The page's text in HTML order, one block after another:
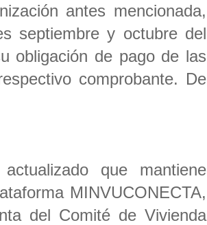
antes mencionada,
septiembre y octubre del
obligación de pago de las
comprobante. De
que mantiene
MINVUCONECTA,
del Comité de Vivienda